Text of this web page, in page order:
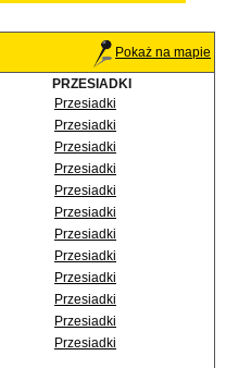
Pokaż na mapie
PRZESIADKI
Przesiadki
Przesiadki
Przesiadki
Przesiadki
Przesiadki
Przesiadki
Przesiadki
Przesiadki
Przesiadki
Przesiadki
Przesiadki
Przesiadki